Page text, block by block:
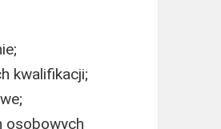
kwalifikacji;
osobowych